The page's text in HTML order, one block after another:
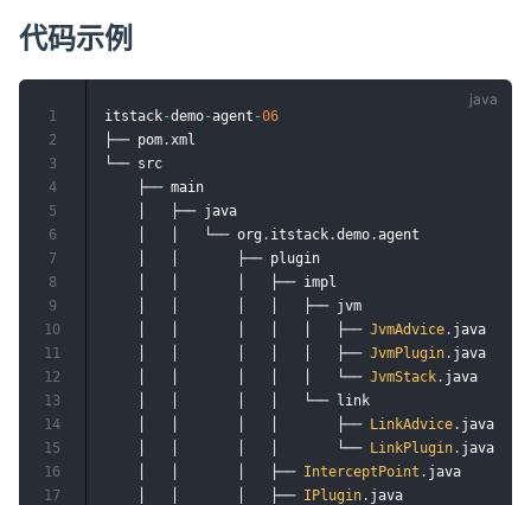
代码示例
itstack-demo-agent -06
├── pom . xml
└── src
    ├── main
    │   ├── java
    │   │   └── org
. itstack .demo .agent
    │   │       ├──	plugin
    │   │ 	    │   │   │   ├──
JvmAdvice . java
    │   │ 	    │   │   │   ├──
JvmPlugin . java
    │   │ 	    │   │   │   └──
JvmStack . java
    │   │ 	    │   │       ├──
LinkAdvice . java
    │   │ 	    │   │       └──
LinkPlugin . java
    │   │ 	    │   ├──
InterceptPoint . java
    │   │ 	    │   ├──
IPlugin . java
1
2
3
4
5
6
7
8
9
10
11
12
13
14
15
16
17